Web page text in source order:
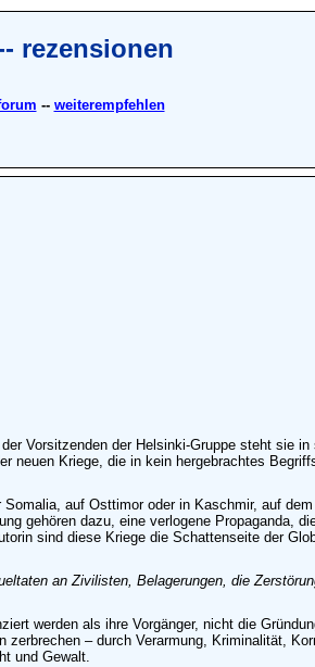
rezensionen
-- weiterempfehlen
Vorsitzenden der Helsinki-Gruppe steht sie
neuen Kriege, die in kein hergebrachtes
auf Osttimor oder in Kaschmir, auf
gehören dazu, eine verlogene Propaganda,
sind diese Kriege die Schattenseite der
an Zivilisten, Belagerungen, die
werden als ihre Vorgänger, nicht die
– durch Verarmung, Kriminalität,
und Gewalt.